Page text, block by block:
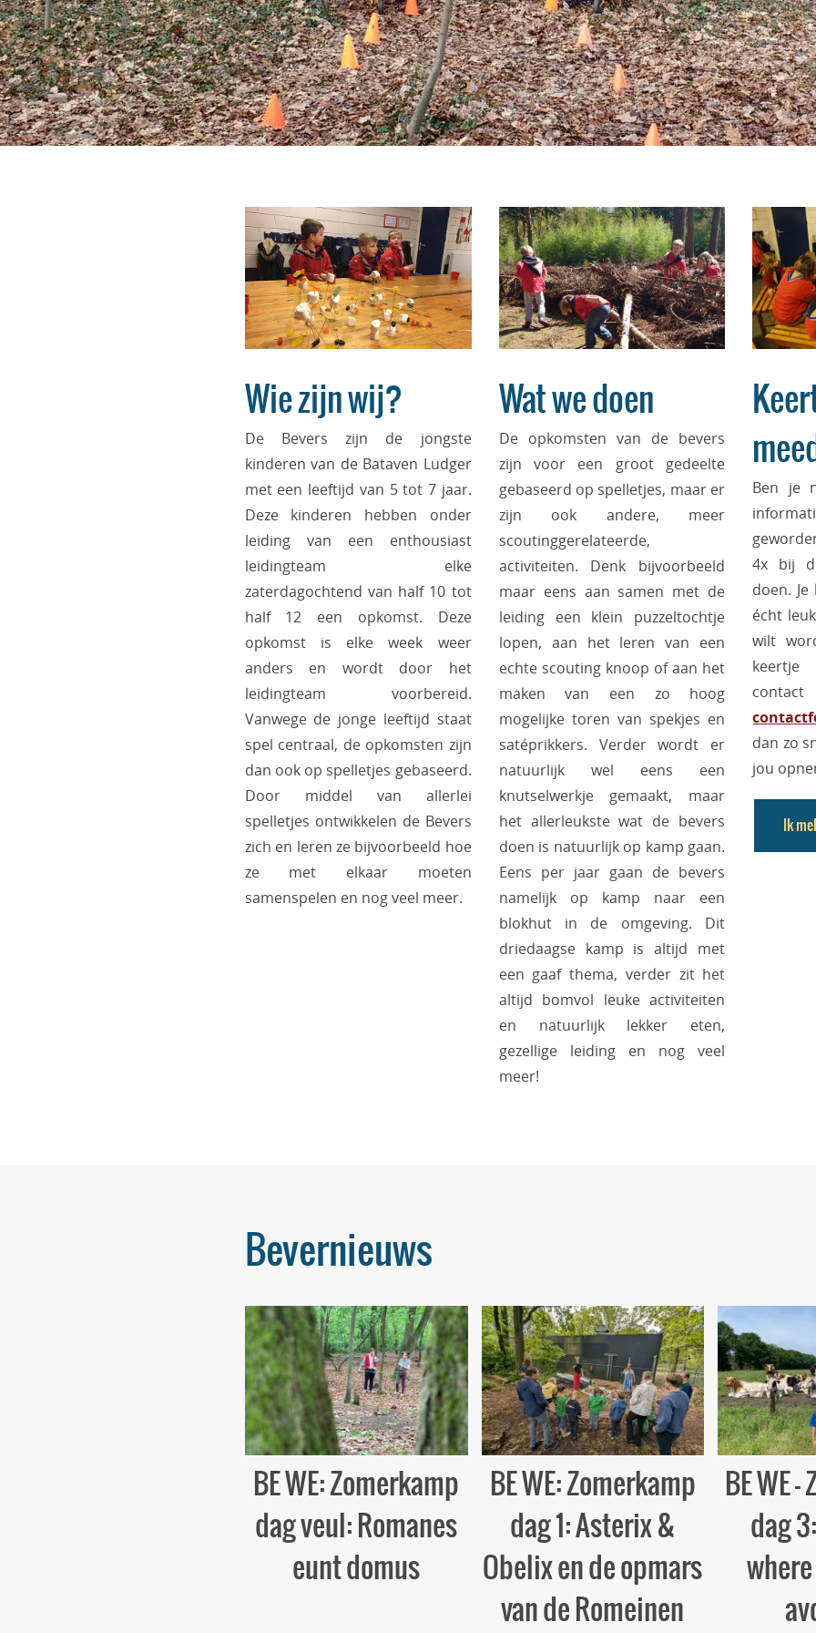
Wie zijn wij?
De Bevers zijn de jongste
kinderen van de Bataven Ludger
met een leeftijd van 5 tot 7 jaar.
Deze kinderen hebben onder
leiding van een enthousiast
leidingteam elke
zaterdagochtend van half 10 tot
half 12 een opkomst. Deze
opkomst is elke week weer
anders en wordt door het
leidingteam voorbereid.
Vanwege de jonge leeftijd staat
spel centraal, de opkomsten zijn
dan ook op spelletjes gebaseerd.
Door middel van allerlei
spelletjes ontwikkelen de Bevers
zich en leren ze bijvoorbeeld hoe
ze met elkaar moeten
samenspelen en nog veel meer.
Wat we doen
De opkomsten van de bevers
zijn voor een groot gedeelte
gebaseerd op spelletjes, maar er
zijn ook andere, meer
scoutinggerelateerde,
activiteiten. Denk bijvoorbeeld
maar eens aan samen met de
leiding een klein puzzeltochtje
lopen, aan het leren van een
echte scouting knoop of aan het
maken van een zo hoog
mogelijke toren van spekjes en
satéprikkers. Verder wordt er
natuurlijk wel eens een
knutselwerkje gemaakt, maar
het allerleukste wat de bevers
doen is natuurlijk op kamp gaan.
Eens per jaar gaan de bevers
namelijk op kamp naar een
blokhut in de omgeving. Dit
driedaagse kamp is altijd met
een gaaf thema, verder zit het
altijd bomvol leuke activiteiten
en natuurlijk lekker eten,
gezellige leiding en nog veel
meer!
Ben je
4x bij
doen.
écht
wilt
keertje
dan zo
jou
Ik
Bevernieuws
BE WE: Zomerkamp
dag veul: Romanes
eunt domus
BE WE: Zomerkamp
dag 1: Asterix &
Obelix en de opmars
van de Romeinen
BE WE
dag